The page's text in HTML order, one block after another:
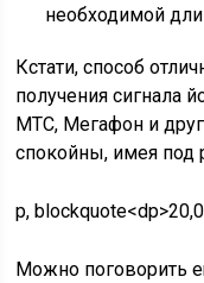
необходимой
Кстати, способ
получения сигнала
МТС, Мегафон и
спокойны, имея под
p,
Можно поговорить